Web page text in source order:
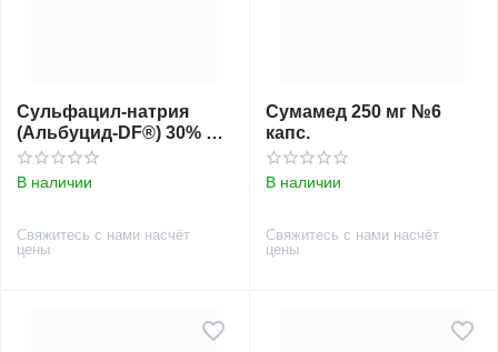
Сульфацил-натрия
(Альбуцид-DF®) 30% 10
мл капли глазн.
В наличии
Свяжитесь с нами насчёт
цены
Сумамед 250 мг №6
капс.
В наличии
Свяжитесь с нами насчёт
цены